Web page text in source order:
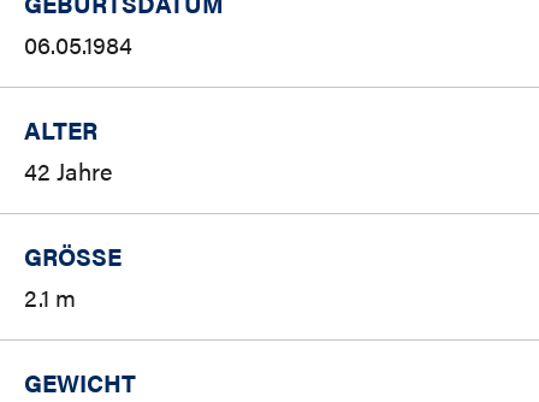
06.05.1984
ALTER
42 Jahre
GRÖSSE
2.1 m
GEWICHT